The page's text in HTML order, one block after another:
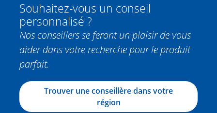
Souhaitez-vous un conseil
personnalisé ?
Nos conseillers se feront un plaisir de vous
aider dans votre recherche pour le produit
parfait.
Trouver une conseillère dans votre
région